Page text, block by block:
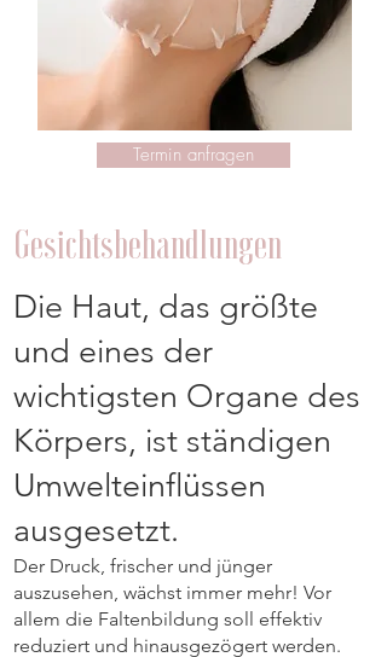
Termin anfragen
Gesichtsbehandlungen
​Die Haut, das größte
und eines der
wichtigsten Organe des
Körpers, ist ständigen
Umwelteinflüssen
ausgesetzt.
Der Druck, frischer und jünger
auszusehen, wächst immer mehr! Vor
allem die Faltenbildung soll effektiv
reduziert und hinausgezögert werden.